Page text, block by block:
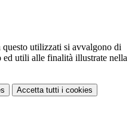
utilizzati si avvalgono di
ed utili alle finalità illustrate nella
Accetta tutti i cookies